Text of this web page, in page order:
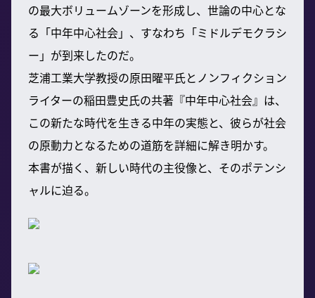
の最大ボリュームゾーンを形成し、世論の中心とな
る「中年中心社会」、すなわち「ミドルデモクラシ
ー」が到来したのだ。
芝浦工業大学教授の原田曜平氏とノンフィクション
ライターの稲田豊史氏の共著『中年中心社会』は、
この新たな時代を生きる中年の実態と、彼らが社会
の原動力となるための道筋を詳細に解き明かす。
本書が描く、新しい時代の主役像と、そのポテンシ
ャルに迫る。